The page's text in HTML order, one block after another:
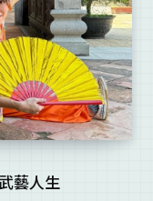
藝人生